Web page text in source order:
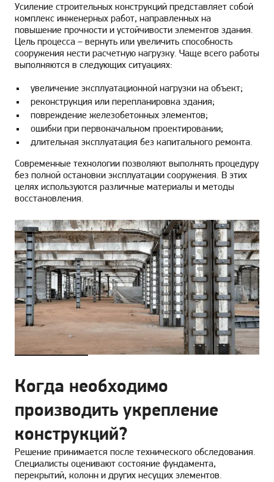
Усиление строительных конструкций представляет собой
комплекс инженерных работ, направленных на
повышение прочности и устойчивости элементов здания.
Цель процесса – вернуть или увеличить способность
сооружения нести расчетную нагрузку. Чаще всего работы
выполняются в следующих ситуациях:
увеличение эксплуатационной нагрузки на объект;
реконструкция или перепланировка здания;
повреждение железобетонных элементов;
ошибки при первоначальном проектировании;
длительная эксплуатация без капитального ремонта.
Современные технологии позволяют выполнять процедуру
без полной остановки эксплуатации сооружения. В этих
целях используются различные материалы и методы
восстановления.
Когда необходимо
производить укрепление
конструкций?
Решение принимается после технического обследования.
Специалисты оценивают состояние фундамента,
перекрытий, колонн и других несущих элементов.